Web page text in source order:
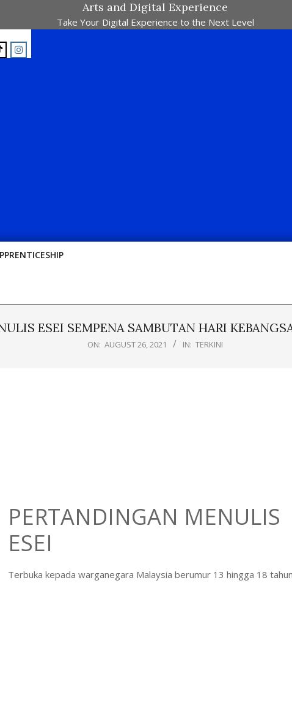
Arts and Digital Experience
Take Your Digital Experience to the Next Level
E-Majalah Pertandingan Dalam Satu Laman. Pick Your Passion !!
ESEI SEMPENA SAMBUTAN HARI
ON: AUGUST 26, 2021 IN: TERKINI
PERTANDINGAN MENULIS
ESEI
Terbuka kepada warganegara Malaysia berumur 13 hingga 18